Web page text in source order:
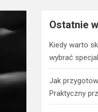
Ostatnie
Kiedy warto
wybrać
Jak
Praktyczny